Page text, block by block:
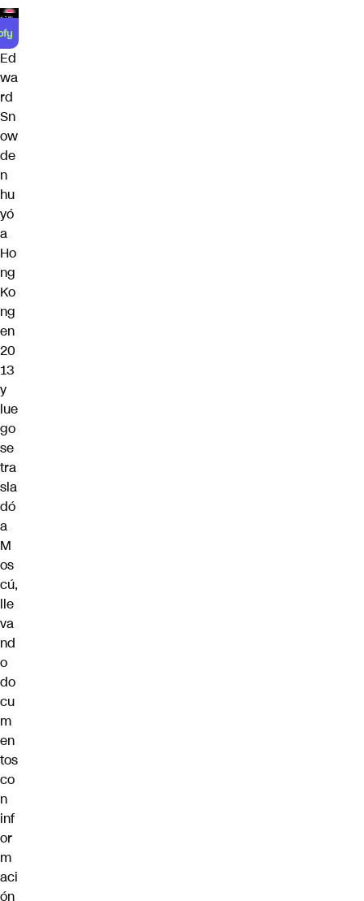
Ed
wa
rd
Sn
ow
de
n
hu
yó
a
Ho
ng
Ko
ng
en
20
13
y
lue
go
se
tra
sla
dó
a
M
os
cú,
lle
va
nd
o
do
cu
m
en
tos
co
n
inf
or
m
aci
ón